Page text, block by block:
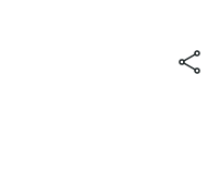
в которые
обновляться